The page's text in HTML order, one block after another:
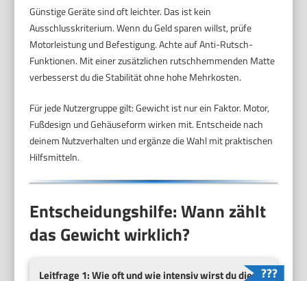
Günstige Geräte sind oft leichter. Das ist kein
Ausschlusskriterium. Wenn du Geld sparen willst, prüfe
Motorleistung und Befestigung. Achte auf Anti-Rutsch-
Funktionen. Mit einer zusätzlichen rutschhemmenden Matte
verbesserst du die Stabilität ohne hohe Mehrkosten.
Für jede Nutzergruppe gilt: Gewicht ist nur ein Faktor. Motor,
Fußdesign und Gehäuseform wirken mit. Entscheide nach
deinem Nutzverhalten und ergänze die Wahl mit praktischen
Hilfsmitteln.
Entscheidungshilfe: Wann zählt
das Gewicht wirklich?
Leitfrage 1: Wie oft und wie intensiv wirst du die